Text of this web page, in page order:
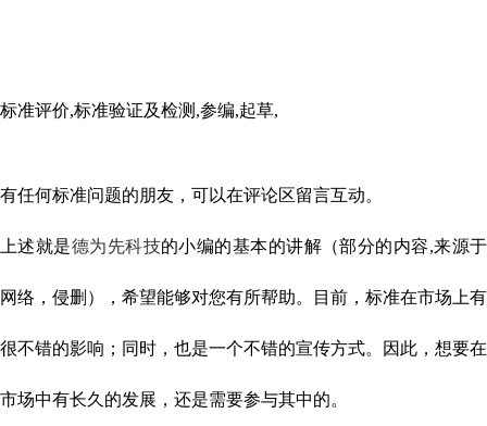
标准评价,标准验证及检测,参编,起草,
有任何标准问题的朋友，可以在评论区留言互动。
上述就是德为先科技的小编的基本的讲解（部分的内容,来源于
网络，侵删），希望能够对您有所帮助。目前，标准在市场上有
很不错的影响；同时，也是一个不错的宣传方式。因此，想要在
市场中有长久的发展，还是需要参与其中的。